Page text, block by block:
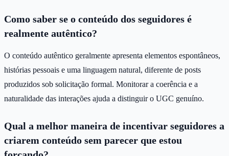
Como saber se o conteúdo dos seguidores é
realmente autêntico?
O conteúdo autêntico geralmente apresenta elementos espontâneos,
histórias pessoais e uma linguagem natural, diferente de posts
produzidos sob solicitação formal. Monitorar a coerência e a
naturalidade das interações ajuda a distinguir o UGC genuíno.
Qual a melhor maneira de incentivar seguidores a
criarem conteúdo sem parecer que estou